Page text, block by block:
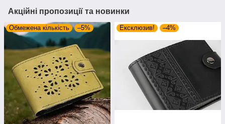
Акційні пропозиції та новинки
Обмежена кількість –5% Ексклюзив! –4%